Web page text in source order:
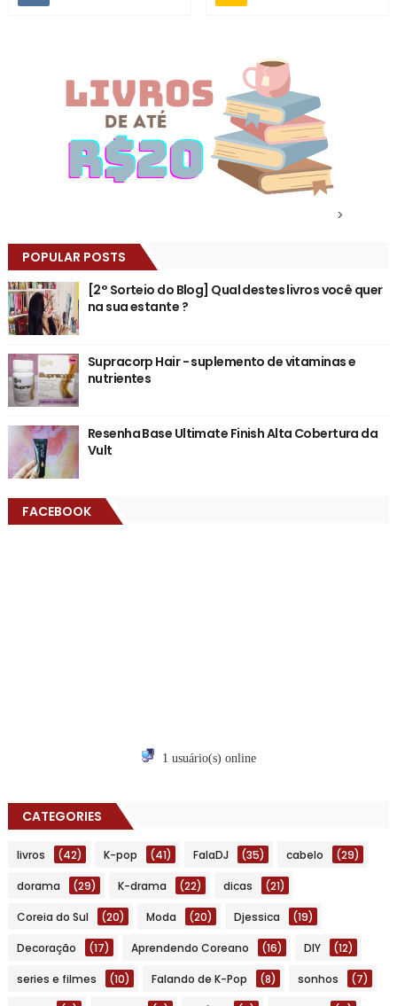
>
POPULAR POSTS
[2° Sorteio do Blog] Qual destes livros você quer
na sua estante ?
Supracorp Hair - suplemento de vitaminas e
nutrientes
Resenha Base Ultimate Finish Alta Cobertura da
Vult
FACEBOOK
1 usuário(s) online
CATEGORIES
livros (42) K-pop (41) FalaDJ (35) cabelo (29)
dorama (29) K-drama (22) dicas (21)
Coreia do Sul (20) Moda (20) Djessica (19)
Decoração (17) Aprendendo Coreano (16) DIY (12)
series e filmes (10) Falando de K-Pop (8) sonhos (7)